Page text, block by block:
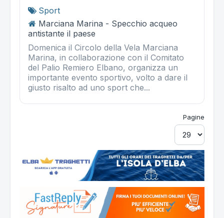
Sport
Marciana Marina - Specchio acqueo
antistante il paese
Domenica il Circolo della Vela Marciana
Marina, in collaborazione con il Comitato
del Palio Remiero Elbano, organizza un
importante evento sportivo, volto a dare il
giusto risalto ad uno sport che...
Pagine